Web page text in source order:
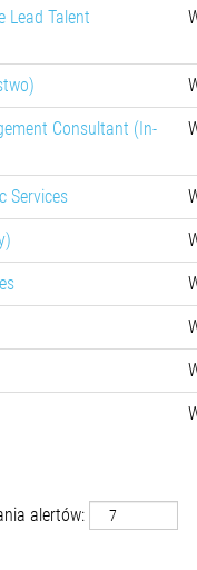
Lead Talent
Consultant (In-
Services
alertów: